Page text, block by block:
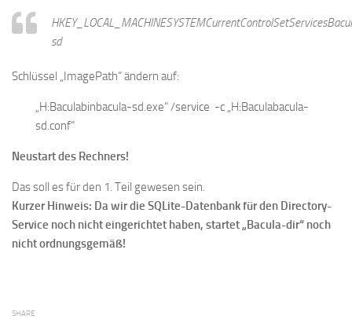
sd
Schlüssel „ImagePath“ ändern auf:
„H:Baculabinbacula-sd.exe“ /service -c „H:Baculabacula-
sd.conf“
Neustart des Rechners!
Das soll es für den 1. Teil gewesen sein.
Kurzer Hinweis: Da wir die SQLite-Datenbank für den Directory-
Service noch nicht eingerichtet haben, startet „Bacula-dir“ noch
nicht ordnungsgemäß!
SHARE